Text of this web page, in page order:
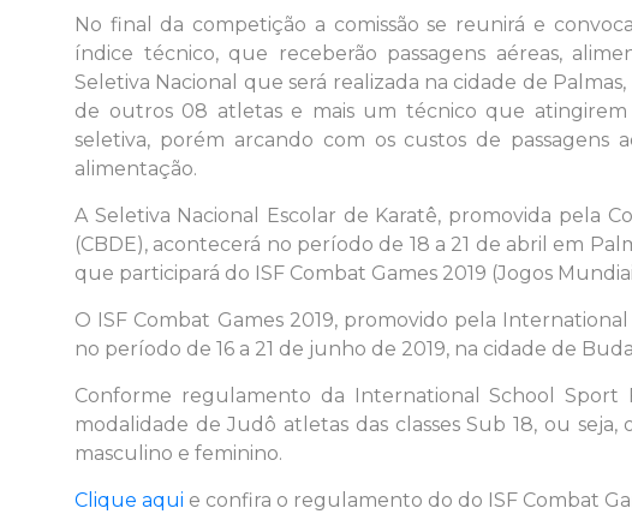
No final da competição a comissão se reunirá e
índice técnico, que receberão passagens aéreas,
Seletiva Nacional que será realizada na cidade de
de outros 08 atletas e mais um técnico que
seletiva, porém arcando com os custos de passagens
alimentação.
A Seletiva Nacional Escolar de Karatê, promovida pela
(CBDE), acontecerá no período de 18 a 21 de abril em
que participará do ISF Combat Games 2019 (Jogos
O ISF Combat Games 2019, promovido pela
no período de 16 a 21 de junho de 2019, na cidade de
Conforme regulamento da International School Sport
modalidade de Judô atletas das classes Sub 18, ou
masculino e feminino.
Clique aqui e confira o regulamento do do ISF Combat